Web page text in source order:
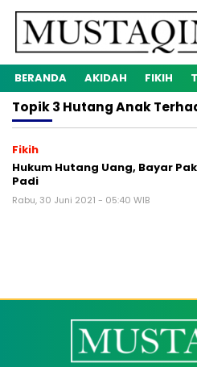
BERANDA AKIDAH FIKIH
Topik3 Hutang Anak
Fikih
Hukum Hutang Uang, Bayar
Padi
Rabu, 30 Juni 2021 - 05:40 WIB